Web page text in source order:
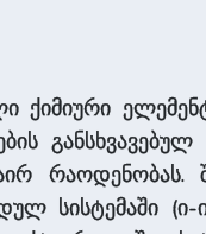
განსხვავებულ
რაოდენობას.
სისტემაში